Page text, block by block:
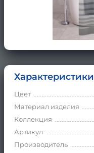
Характеристики
Цвет
Материал изделия
Коллекция
Артикул
Производитель